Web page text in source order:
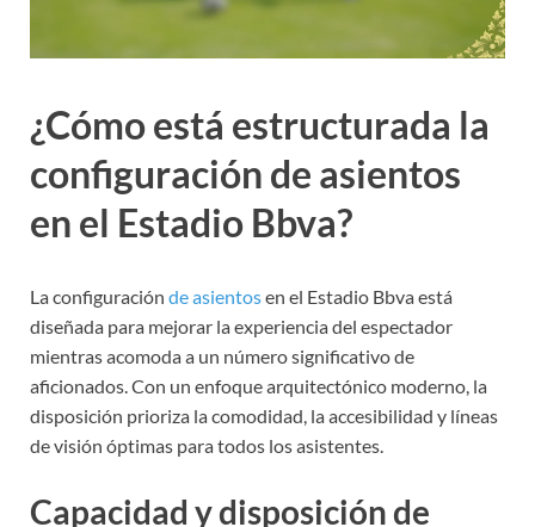
¿Cómo está estructurada la
configuración de asientos
en el Estadio Bbva?
La configuración de asientosen el Estadio Bbva está
diseñada para mejorar la experiencia del espectador
mientras acomoda a un número significativo de
aficionados. Con un enfoque arquitectónico moderno, la
disposición prioriza la comodidad, la accesibilidad y líneas
de visión óptimas para todos los asistentes.
Capacidad y disposición de